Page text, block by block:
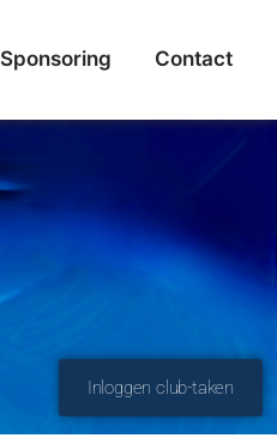
Sponsoring Contact
Inloggen club-taken